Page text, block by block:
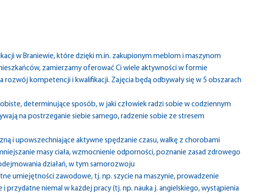
w Braniewie, które dzięki m.in. zakupionym meblom i maszynom
zamierzamy oferować Ci wiele aktywności w formie
kompetencji i kwalifikacji. Zajęcia będą odbywały się w 5 obszarach
determinujące sposób, w jaki człowiek radzi sobie w codziennym
na postrzeganie siebie samego, radzenie sobie ze stresem
i upowszechniające aktywne spędzanie czasu, walkę z chorobami
masy ciała, wzmocnienie odporności, poznanie zasad zdrowego
działań, w tym samorozwoju
umiejętności zawodowe, tj. np. szycie na maszynie, prowadzenie
niemal w każdej pracy (tj. np. nauka j. angielskiego, wystąpienia